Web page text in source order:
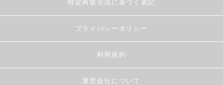
特定商取引法に基づく表記
プライバシーポリシー
利用規約
運営会社について